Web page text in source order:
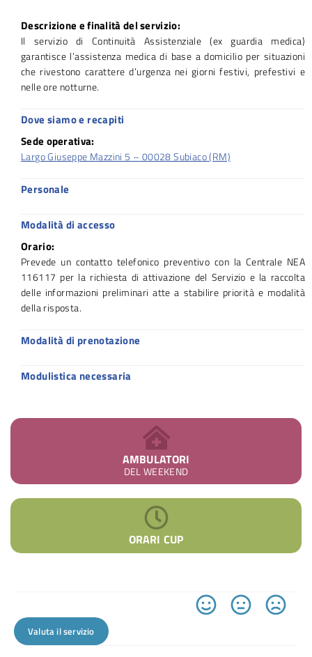
Descrizione e finalità del servizio:
Il servizio di Continuità Assistenziale (ex guardia medica)
garantisce l’assistenza medica di base a domicilio per situazioni
che rivestono carattere d’urgenza nei giorni festivi, prefestivi e
nelle ore notturne.
Dove siamo e recapiti
Sede operativa:
Largo Giuseppe Mazzini 5 – 00028 Subiaco (RM)
Personale
Modalità di accesso
Orario:
Prevede un contatto telefonico preventivo con la Centrale NEA
116117 per la richiesta di attivazione del Servizio e la raccolta
delle informazioni preliminari atte a stabilire priorità e modalità
della risposta.
Modalità di prenotazione
Modulistica necessaria
AMBULATORI
DEL WEEKEND
ORARI CUP
Valuta il servizio